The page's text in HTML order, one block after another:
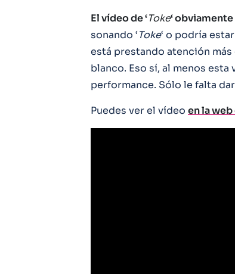
El vídeo de ‘Toke‘
sonando ‘Toke‘ o podría
está prestando atención más
blanco. Eso sí, al menos esta
performance. Sólo le falta
Puedes ver el vídeo en la web